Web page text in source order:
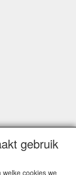
gebruik
cookies we